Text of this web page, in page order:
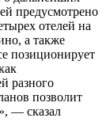
предусмотрено
отелей на
а также
позиционирует
разного
позволит
— сказал